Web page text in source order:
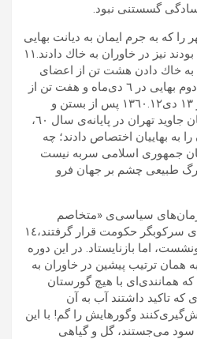
گسستنى نبود.
يدالله سپهر را كه به جرم ايمان به ديانت بهايى
در زندان اوين تيرباران كرده بودند نيز در خاوران به خاك دادند.۱۱
به خاك دادن هشت تن از اعضاى
تيرباران شده‌ى محفل ملى دوم بهايى در ٦ دى‌ماه و هفت تن از
جان‌باختگان محفل تهران در ١٣ دى١٣٦٠.۱٢ پس از بستن و
سپس در هم شكستن گلستان جاويد تهران در پايانه‌ى سال ٦٠،
بهاييان اختصاص دادند؛ چه
جمهورى اسلامى سربه نيست
طبيعى چشم بر جهان فرو
و سازمان‌هاى سياسى‌ی «متخاصم
بالقوه» نيز زير ضرب بازوهاى سركوبگر حكومت قرار گرفتند،۱٤
اما بازنايستاد. در اين دوره
همان ترتيب پيشين در خاوران به
همانند‌‌ی‌اى با هيچ گورستان‌
تاكيد داشتند آب به آن
وگورهايش را گم! با اين
سود مى‌جستند، گل ‌و گياهى